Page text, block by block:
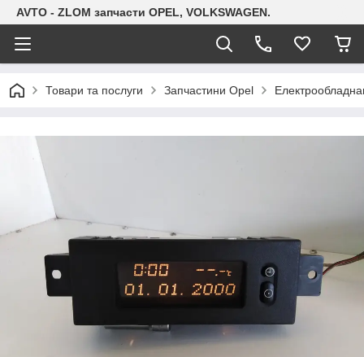
AVTO - ZLOM запчасти OPEL, VOLKSWAGEN.
Товари та послуги Запчастини Opel